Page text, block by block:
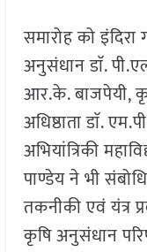
समारोह को
अनुसंधान डाॅ.
आर.के. बाजपेयी,
अधिष्ठाता डाॅ.
अभियांत्रिकी
पाण्डेय ने भी
तकनीकी एवं यंत्र
कृषि अनुसंधान